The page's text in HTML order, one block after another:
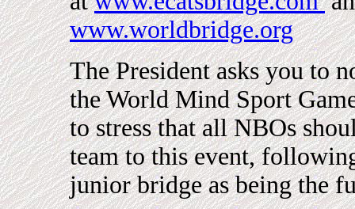
www.worldbridge.org
The President asks you to
the World Mind Sport
to stress that all NBOs
team to this event,
junior bridge as being the